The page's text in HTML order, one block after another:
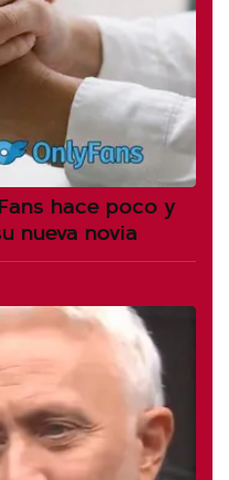
hace poco y
nueva novia